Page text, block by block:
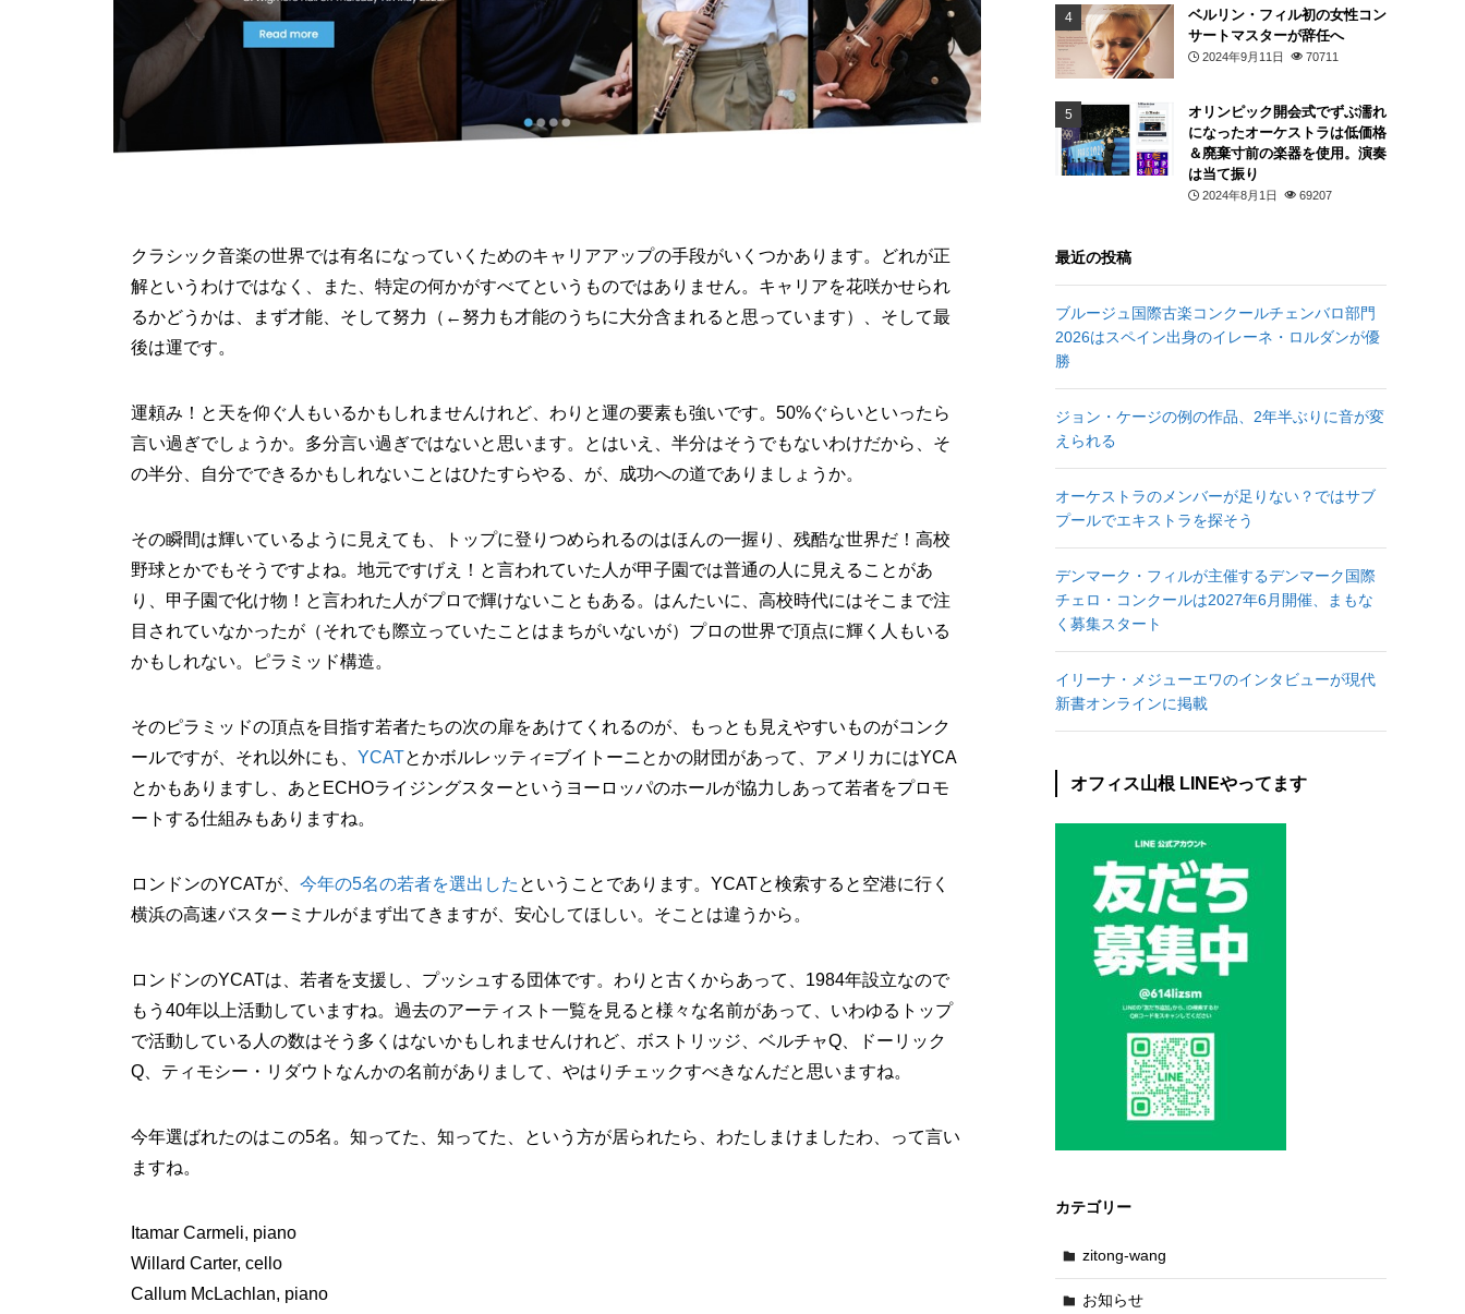
クラシック音楽の世界では有名になっていくためのキャリアアップの手段がいくつかあります。どれが正
解というわけではなく、また、特定の何かがすべてというものではありません。キャリアを花咲かせられ
るかどうかは、まず才能、そして努力（←努力も才能のうちに大分含まれると思っています）、そして最
後は運です。
運頼み！と天を仰ぐ人もいるかもしれませんけれど、わりと運の要素も強いです。50%ぐらいといったら
言い過ぎでしょうか。多分言い過ぎではないと思います。とはいえ、半分はそうでもないわけだから、そ
の半分、自分でできるかもしれないことはひたすらやる、が、成功への道でありましょうか。
その瞬間は輝いているように見えても、トップに登りつめられるのはほんの一握り、残酷な世界だ！高校
野球とかでもそうですよね。地元ですげえ！と言われていた人が甲子園では普通の人に見えることがあ
り、甲子園で化け物！と言われた人がプロで輝けないこともある。はんたいに、高校時代にはそこまで注
目されていなかったが（それでも際立っていたことはまちがいないが）プロの世界で頂点に輝く人もいる
かもしれない。ピラミッド構造。
そのピラミッドの頂点を目指す若者たちの次の扉をあけてくれるのが、もっとも見えやすいものがコンク
ールですが、それ以外にも、 YCATとかボルレッティ=ブイトーニとかの財団があって、アメリカにはYCA
とかもありますし、あとECHOライジングスターというヨーロッパのホールが協力しあって若者をプロモ
ートする仕組みもありますね。
ロンドンのYCATが、 今年の5名の若者を選出した ということであります。YCATと検索すると空港に行く
横浜の高速バスターミナルがまず出てきますが、安心してほしい。そことは違うから。
ロンドンのYCATは、若者を支援し、プッシュする団体です。わりと古くからあって、1984年設立なので
もう40年以上活動していますね。過去のアーティスト一覧を見ると様々な名前があって、いわゆるトップ
で活動している人の数はそう多くはないかもしれませんけれど、ボストリッジ、ベルチャQ、ドーリック
Q、ティモシー・リダウトなんかの名前がありまして、やはりチェックすべきなんだと思いますね。
今年選ばれたのはこの5名。知ってた、知ってた、という方が居られたら、わたしまけましたわ、って言い
ますね。
Itamar Carmeli, piano
Willard Carter, cello
Callum McLachlan, piano
ベルリン・フィル初の女性コン
サートマスターが辞任へ
2024年9月11日 70711
オリンピック開会式でずぶ濡れ
になったオーケストラは低価格
＆廃棄寸前の楽器を使用。演奏
は当て振り
2024年8月1日 69207
最近の投稿
ブルージュ国際古楽コンクールチェンバロ部門
2026はスペイン出身のイレーネ・ロルダンが優
勝
ジョン・ケージの例の作品、2年半ぶりに音が変
えられる
オーケストラのメンバーが足りない？ではサブ
プールでエキストラを探そう
デンマーク・フィルが主催するデンマーク国際
チェロ・コンクールは2027年6月開催、まもな
く募集スタート
イリーナ・メジューエワのインタビューが現代
新書オンラインに掲載
オフィス山根 LINEやってます
カテゴリー
zitong-wang
お知らせ